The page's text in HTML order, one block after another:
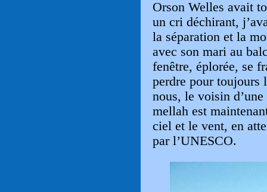
Orson Welles avait
un cri déchirant,
la séparation et la
avec son mari au
fenêtre, éplorée, se
perdre pour toujours
nous, le voisin
mellah est
ciel et le vent, en
par l’UNESCO.